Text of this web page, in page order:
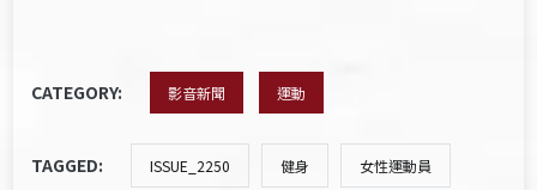
CATEGORY: 影音新聞 運動
TAGGED: ISSUE_2250 健身 女性運動員